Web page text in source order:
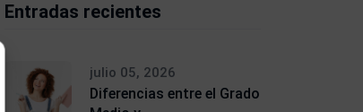
Entradas recientes
julio 05, 2026
Diferencias entre el Grado